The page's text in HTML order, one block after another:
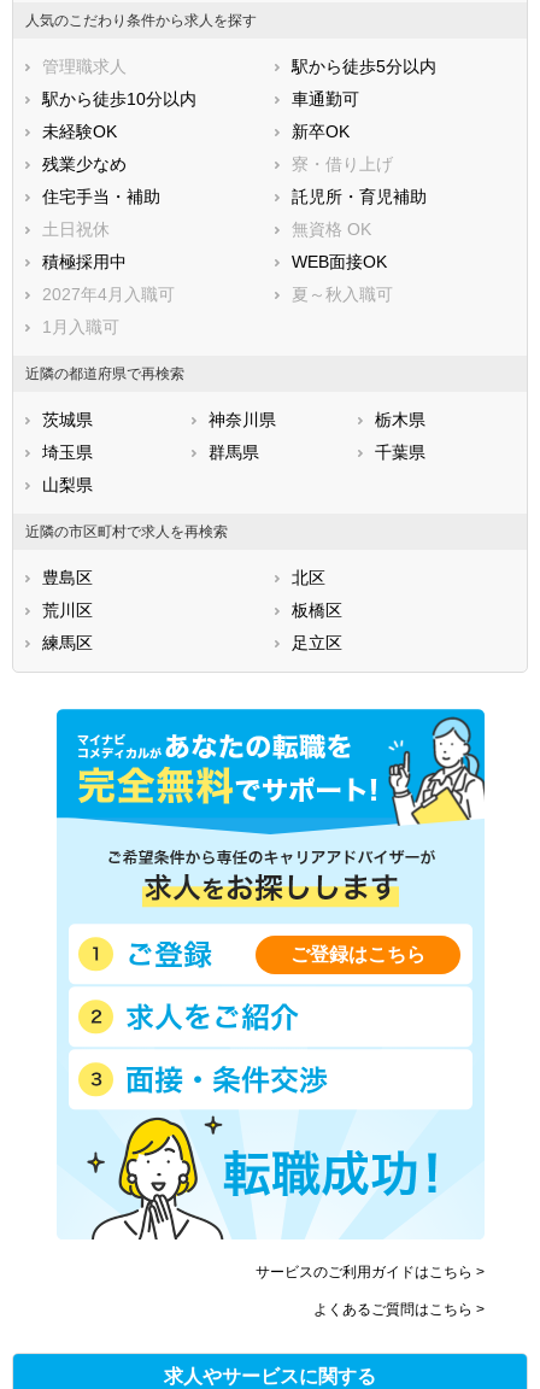
大島町
新島村
神津島村
御蔵島村
八丈島八丈町
青ヶ島村
小笠原村
人気のこだわり条件から求人を探す
管理職求人
駅から徒歩5分以内
駅から徒歩10分以内
車通勤可
未経験OK
新卒OK
残業少なめ
寮・借り上げ
住宅手当・補助
託児所・育児補助
土日祝休
無資格 OK
積極採用中
WEB面接OK
2027年4月入職可
夏～秋入職可
1月入職可
近隣の都道府県で再検索
茨城県 神奈川県
栃木県
埼玉県
群馬県
千葉県
山梨県
近隣の市区町村で求人を再検索
豊島区
北区
荒川区
板橋区
練馬区
足立区
ご登録はこちら
サービスのご利用ガイドはこちら >
よくあるご質問はこちら >
求人やサービスに関する